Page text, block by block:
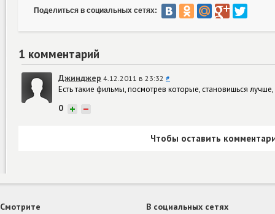
Поделиться в социальных сетях:
1 комментарий
Джинджер 4.12.2011 в 23:32 #
Есть такие фильмы, посмотрев которые, становишься
0 + −
Чтобы оставить
Смотрите В социальных сетях